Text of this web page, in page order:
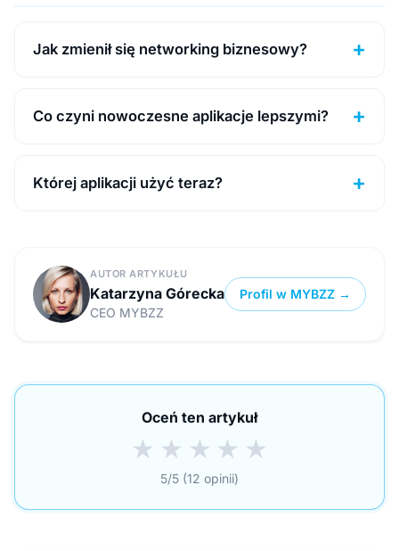
Jak zmienił się networking biznesowy?
Co czyni nowoczesne aplikacje lepszymi?
Której aplikacji użyć teraz?
AUTOR ARTYKUŁU
Katarzyna Górecka
CEO MYBZZ
Profil w MYBZZ →
Oceń ten artykuł
★ ★ ★ ★ ★
5/5 (12 opinii)